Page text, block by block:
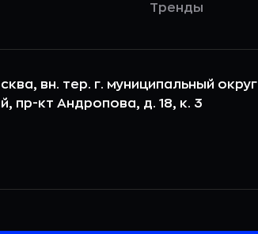
Тренды
вн. тер. г. муниципальный округ
пр-кт Андропова, д. 18, к. 3